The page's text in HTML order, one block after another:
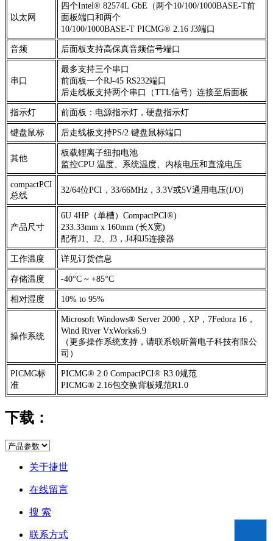
以太网
四个Intel® 82574L GbE（两个10/100/1000BASE-T前
面板端口和两个
10/100/1000BASE-T PICMG® 2.16 J3端口
音频 后面板支持高保真音频信号端口
串口
最多支持三个串口
前面板一个RJ-45 RS232端口
后走线板支持两个串口（TTL信号）连接至后面板
指示灯 前面板：电源指示灯，硬盘指示灯
键盘鼠标 后走线板支持PS/2 键盘鼠标端口
其他
板载锂离子纽扣电池
监控CPU 温度、系统温度、内核电压和直流电压
compactPCI
总线
32/64位PCI，33/66MHz，3.3V或5V通用电压(I/O)
产品尺寸
6U 4HP（单槽）CompactPCI®)
233.33mm x 160mm (长X宽)
配有J1、J2、J3，J4和J5连接器
工作温度 详见订货信息
存储温度 -40°C ~ +85°C
相对湿度 10% to 95%
操作系统
Microsoft Windows® Server 2000，XP，7Fedora 16，
Wind River VxWorks6.9
（更多操作系统支持，请联系锐昕普电子科技有限公
司）
PICMG标
准
PICMG® 2.0 CompactPCI® R3.0规范
PICMG® 2.16包交换背板规范R1.0
下载：
关于捷世
在线留言
搜 索
联系方式